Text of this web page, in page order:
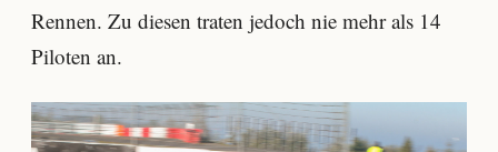
Rennen. Zu diesen traten jedoch nie mehr als 14
Piloten an.